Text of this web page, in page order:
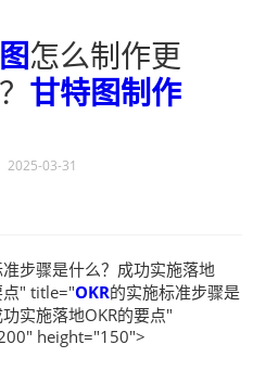
怎么制作更
甘特图制作
2025-03-31
步骤是什么？成功实施落地
点" title="OKR的实施标准步骤是
实施落地OKR的要点"
height="150">